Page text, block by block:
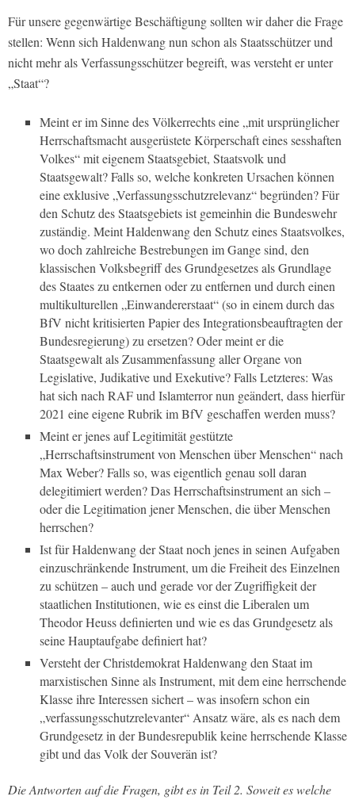
Für unsere gegenwärtige Beschäftigung sollten wir daher die Frage
stellen: Wenn sich Haldenwang nun schon als Staatsschützer und
nicht mehr als Verfassungsschützer begreift, was versteht er unter
„Staat“?
Meint er im Sinne des Völkerrechts eine „mit ursprünglicher
Herrschaftsmacht ausgerüstete Körperschaft eines sesshaften
Volkes“ mit eigenem Staatsgebiet, Staatsvolk und
Staatsgewalt? Falls so, welche konkreten Ursachen können
eine exklusive „Verfassungsschutzrelevanz“ begründen? Für
den Schutz des Staatsgebiets ist gemeinhin die Bundeswehr
zuständig. Meint Haldenwang den Schutz eines Staatsvolkes,
wo doch zahlreiche Bestrebungen im Gange sind, den
klassischen Volksbegriff des Grundgesetzes als Grundlage
des Staates zu entkernen oder zu entfernen und durch einen
multikulturellen „Einwandererstaat“ (so in einem durch das
BfV nicht kritisierten Papier des Integrationsbeauftragten der
Bundesregierung) zu ersetzen? Oder meint er die
Staatsgewalt als Zusammenfassung aller Organe von
Legislative, Judikative und Exekutive? Falls Letzteres: Was
hat sich nach RAF und Islamterror nun geändert, dass hierfür
2021 eine eigene Rubrik im BfV geschaffen werden muss?
Meint er jenes auf Legitimität gestützte
„Herrschaftsinstrument von Menschen über Menschen“ nach
Max Weber? Falls so, was eigentlich genau soll daran
delegitimiert werden? Das Herrschaftsinstrument an sich –
oder die Legitimation jener Menschen, die über Menschen
herrschen?
Ist für Haldenwang der Staat noch jenes in seinen Aufgaben
einzuschränkende Instrument, um die Freiheit des Einzelnen
zu schützen – auch und gerade vor der Zugriffigkeit der
staatlichen Institutionen, wie es einst die Liberalen um
Theodor Heuss definierten und wie es das Grundgesetz als
seine Hauptaufgabe definiert hat?
Versteht der Christdemokrat Haldenwang den Staat im
marxistischen Sinne als Instrument, mit dem eine herrschende
Klasse ihre Interessen sichert – was insofern schon ein
„verfassungsschutzrelevanter“ Ansatz wäre, als es nach dem
Grundgesetz in der Bundesrepublik keine herrschende Klasse
gibt und das Volk der Souverän ist?
Die Antworten auf die Fragen, gibt es in Teil 2. Soweit es welche